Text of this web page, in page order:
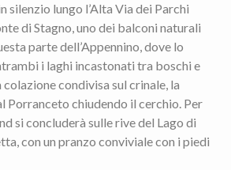
silenzio lungo l’Alta Via dei Parchi
di Stagno, uno dei balconi naturali
parte dell’Appennino, dove lo
i laghi incastonati tra boschi e
condivisa sul crinale, la
Porranceto chiudendo il cerchio. Per
si concluderà sulle rive del Lago di
con un pranzo conviviale con i piedi